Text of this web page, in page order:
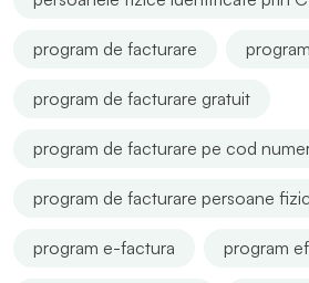
program de facturare
program de facturare gratuit
program de facturare pe cod
program de facturare persoane
program e-factura program